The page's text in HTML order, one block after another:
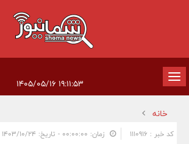
تغییر
وضعیت
ناوبری
خانه
کد خبر : 1110916 زمان: ۰۰:۰۰:۰۰ - تاریخ: ۱۴۰۳/۱۰/۲۴